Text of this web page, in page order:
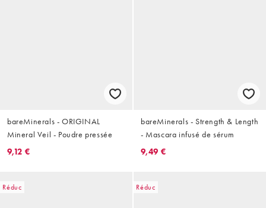
bareMinerals - ORIGINAL
Mineral Veil - Poudre pressée
9,12 €
bareMinerals - Strength & Length
- Mascara infusé de sérum
9,49 €
Réduc Réduc